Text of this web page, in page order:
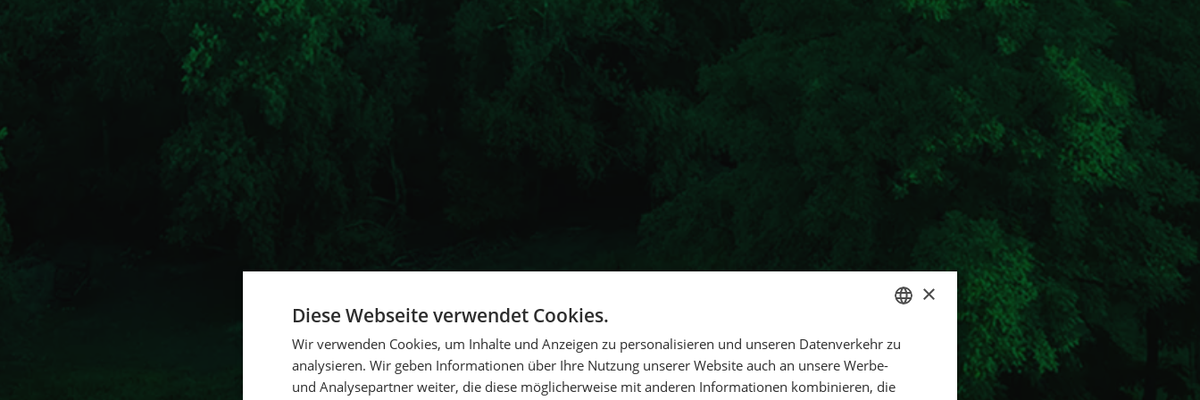
GERMAN
ENGLISH
×
Diese Webseite verwendet Cookies.
Wir verwenden Cookies, um Inhalte und Anzeigen zu personalisieren und unseren Datenverkehr zu
analysieren. Wir geben Informationen über Ihre Nutzung unserer Website auch an unsere Werbe-
und Analysepartner weiter, die diese möglicherweise mit anderen Informationen kombinieren, die